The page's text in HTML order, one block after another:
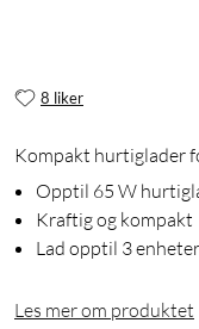
8 liker
Kompakt hurtiglader
Opptil 65 W
Kraftig og kompakt
Lad opptil 3 enheter
Les mer om produktet